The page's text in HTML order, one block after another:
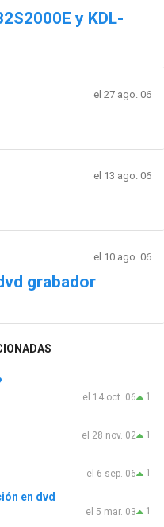
y KDL-
el 27 ago. 06
el 13 ago. 06
el 10 ago. 06
grabador
1
el 14 oct. 06
1
el 28 nov. 02
1
el 6 sep. 06
en dvd
1
el 5 mar. 03